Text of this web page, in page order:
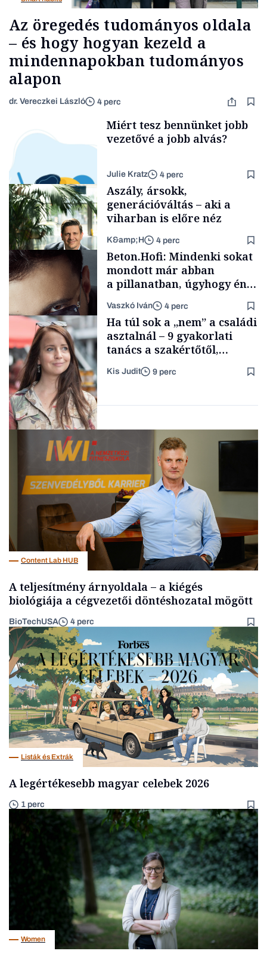
Az öregedés tudományos oldala
– és hogy hogyan kezeld a
mindennapokban tudományos
alapon
dr. Vereczkei László 4 perc
Smart habits
Miért tesz bennünket jobb
vezetővé a jobb alvás?
Julie Kratz 4 perc
TÁMOGATÓI
TARTALOM
Aszály, ársokk,
generációváltás – aki a
viharban is előre néz
K&amp;H 4 perc
Forbes-sztori
Beton.Hofi: Mindenki sokat
mondott már abban
a pillanatban, úgyhogy én
a legsarkosabb
gondolataimat akartam
kimondani
Vaszkó Iván 4 perc
Ha túl sok a „nem” a családi
asztalnál – 9 gyakorlati
tanács a szakértőtől,
hogyan legyünk jól etető
szülők
Kis Judit 9 perc
Content Lab HUB
A teljesítmény árnyoldala – a kiégés
biológiája a cégvezetői döntéshozatal mögött
BioTechUSA 4 perc
Listák és Extrák
A legértékesebb magyar celebek 2026
1 perc
Women